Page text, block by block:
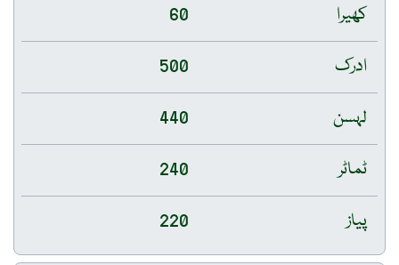
کھیرا
60
ادرک
500
لہسن
440
ٹماٹر
240
پیاز
220